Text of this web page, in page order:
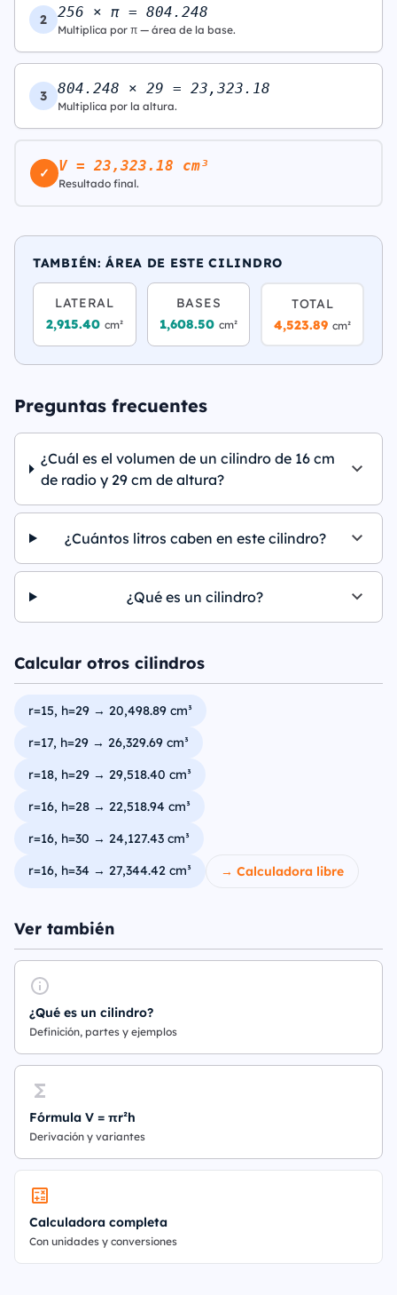
2 256 × π = 804.248
Multiplica por π — área de la base.
3 804.248 × 29 = 23,323.18
Multiplica por la altura.
✓ V = 23,323.18 cm³
Resultado final.
TAMBIÉN: ÁREA DE ESTE CILINDRO
LATERAL
2,915.40 cm²
BASES
1,608.50 cm²
TOTAL
4,523.89cm²
Preguntas frecuentes
¿Cuál es el volumen de un cilindro de 16 cm
de radio y 29 cm de altura?
¿Cuántos litros caben en este cilindro?
¿Qué es un cilindro?
Calcular otros cilindros
r=15, h=29 → 20,498.89 cm³
r=17, h=29 → 26,329.69 cm³
r=18, h=29 → 29,518.40 cm³
r=16, h=28 → 22,518.94 cm³
r=16, h=30 → 24,127.43 cm³
r=16, h=34 → 27,344.42 cm³
→ Calculadora libre
Ver también
¿Qué es un cilindro?
Definición, partes y ejemplos
Fórmula V = πr²h
Derivación y variantes
Calculadora completa
Con unidades y conversiones